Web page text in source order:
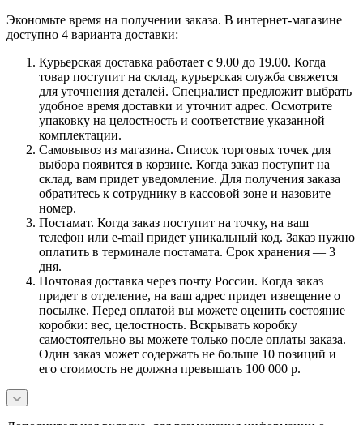
Экономьте время на получении заказа. В интернет-магазине
доступно 4 варианта доставки:
Курьерская доставка работает с 9.00 до 19.00. Когда
товар поступит на склад, курьерская служба свяжется
для уточнения деталей. Специалист предложит выбрать
удобное время доставки и уточнит адрес. Осмотрите
упаковку на целостность и соответствие указанной
комплектации.
Самовывоз из магазина. Список торговых точек для
выбора появится в корзине. Когда заказ поступит на
склад, вам придет уведомление. Для получения заказа
обратитесь к сотруднику в кассовой зоне и назовите
номер.
Постамат. Когда заказ поступит на точку, на ваш
телефон или e-mail придет уникальный код. Заказ нужно
оплатить в терминале постамата. Срок хранения — 3
дня.
Почтовая доставка через почту России. Когда заказ
придет в отделение, на ваш адрес придет извещение о
посылке. Перед оплатой вы можете оценить состояние
коробки: вес, целостность. Вскрывать коробку
самостоятельно вы можете только после оплаты заказа.
Один заказ может содержать не больше 10 позиций и
его стоимость не должна превышать 100 000 р.